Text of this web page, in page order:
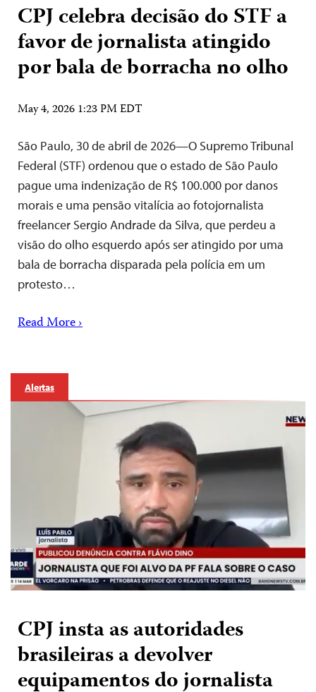
CPJ celebra decisão do STF a
favor de jornalista atingido
por bala de borracha no olho
May 4, 2026 1:23 PM EDT
São Paulo, 30 de abril de 2026—O Supremo Tribunal
Federal (STF) ordenou que o estado de São Paulo
pague uma indenização de R$ 100.000 por danos
morais e uma pensão vitalícia ao fotojornalista
freelancer Sergio Andrade da Silva, que perdeu a
visão do olho esquerdo após ser atingido por uma
bala de borracha disparada pela polícia em um
protesto…
Read More ›
Alertas
CPJ insta as autoridades
brasileiras a devolver
equipamentos do jornalista